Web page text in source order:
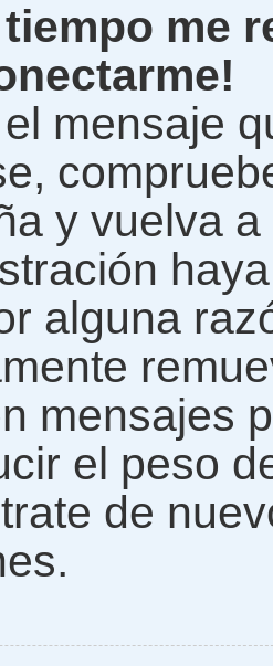
me
mensaje
y vuelva
alguna
mensajes
el peso
de